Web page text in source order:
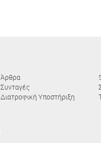
Άρθρα
Συνταγές
Διατροφική Υποστήριξη